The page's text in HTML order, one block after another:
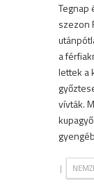
Tegnap
szezon
a
lettek a
vívták.
|